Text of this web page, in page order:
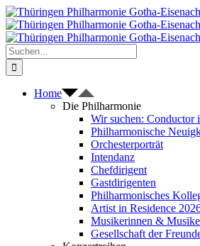
Zum
Inhalt
springen
Suche
nach:
Home
Die Philharmonie
Wir suchen: Conductor
Philharmonische
Orchesterporträt
Intendanz
Chefdirigent
Gastdirigenten
Philharmonisches
Artist in Residence
Musikerinnen &
Gesellschaft der